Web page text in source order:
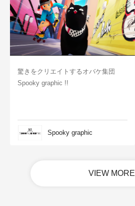
驚きをクリエイトするオバケ集団
Spooky graphic !!
Spooky graphic
VIEW MORE